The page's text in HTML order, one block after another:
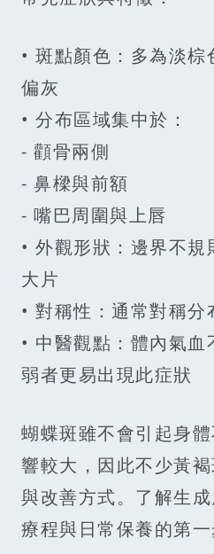
• 斑點顏色：多為淡
偏灰
• 分布區域集中於：
- 顴骨兩側
- 鼻樑與前額
- 嘴巴周圍與上唇
• 外觀形狀：邊界不
大片
• 對稱性：通常對稱分
• 中醫觀點：體內氣
弱者更易出現此症狀
蝴蝶斑雖不會引起身
響較大，因此不少黃
與改善方式。了解生
療程與日常保養的第一